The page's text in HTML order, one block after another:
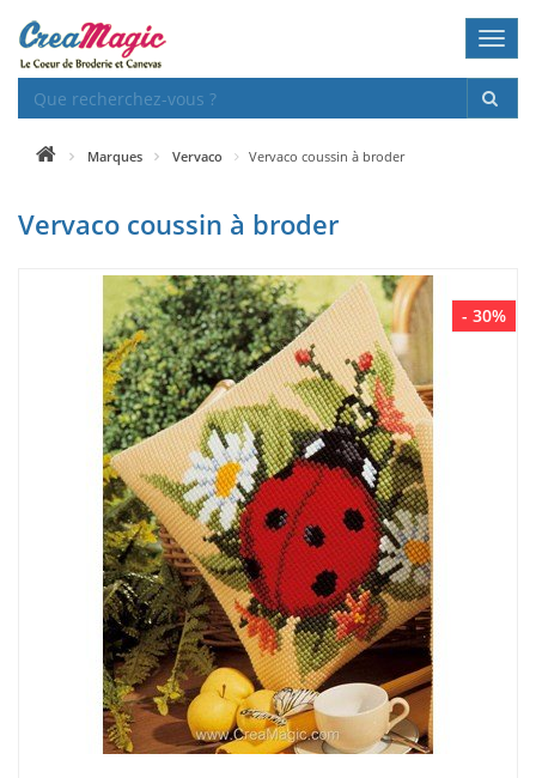
Marques Vervaco Vervaco coussin à broder
Vervaco coussin à broder
- 30%